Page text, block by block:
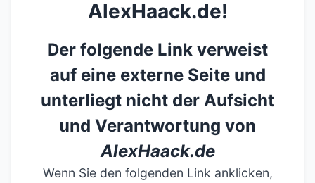
AlexHaack.de!
Der folgende Link verweist
auf eine externe Seite und
unterliegt nicht der Aufsicht
und Verantwortung von
AlexHaack.de
Wenn Sie den folgenden Link anklicken,